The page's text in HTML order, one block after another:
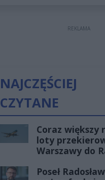
REKLAMA
NAJCZĘŚCIEJ
CZYTANE
Coraz większy
loty
Warszawy do
Poseł